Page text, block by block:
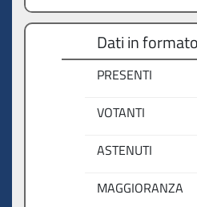
Dati in
PRESENTI
VOTANTI
ASTENUTI
MAGGIORANZA